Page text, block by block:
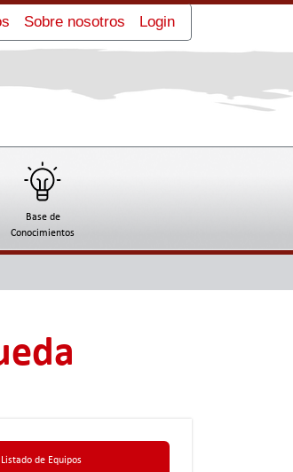
Sobre nosotros Login
Base de
Conocimientos
Listado de Equipos
Machinery RCM-1500A
Royo Machinery RB-42
Banda Ancha Royo